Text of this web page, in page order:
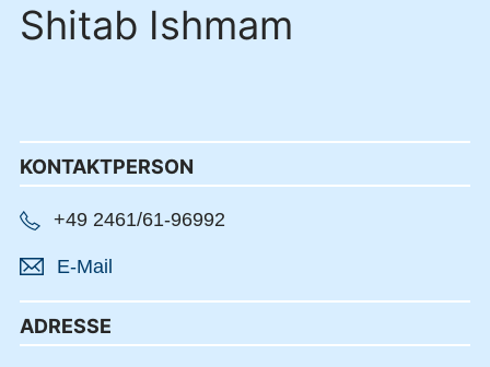
Shitab Ishmam
KONTAKTPERSON
+49 2461/61-96992
E-Mail
ADRESSE